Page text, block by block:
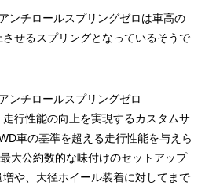
ンチロールスプリングゼロは車高の
せるスプリングとなっているそうで
ンチロールスプリングゼロ
行性能の向上を実現するカスタムサ
車の基準を超える走行性能を与えら
大公約数的な味付けのセットアップ
や、大径ホイール装着に対してまで